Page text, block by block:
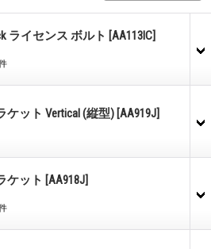
ライセンス ボルト [AA113IC]
ケット Vertical (縦型) [AA919J]
ケット [AA918J]